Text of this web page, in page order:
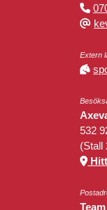
Extern
532
(Stall